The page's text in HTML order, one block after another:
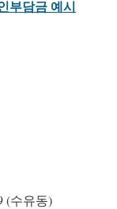
부담금 예시
(수유동)